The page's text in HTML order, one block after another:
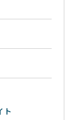
ト